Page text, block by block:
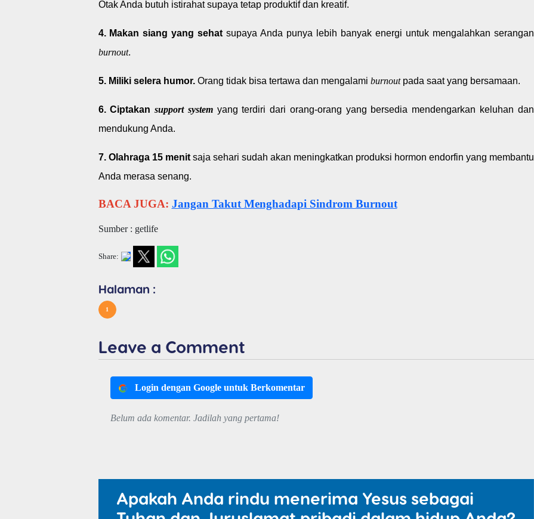
Otak Anda butuh istirahat supaya tetap produktif dan kreatif.
4. Makan siang yang sehat supaya Anda punya lebih banyak energi untuk mengalahkan serangan
burnout.
5. Miliki selera humor.Orang tidak bisa tertawa dan mengalami burnoutpada saat yang bersamaan.
6. Ciptakan support systemyang terdiri dari orang-orang yang bersedia mendengarkan keluhan dan
mendukung Anda.
7. Olahraga 15 menitsaja sehari sudah akan meningkatkan produksi hormon endorfin yang membantu
Anda merasa senang.
BACA JUGA: Jangan Takut Menghadapi Sindrom Burnout
Sumber : getlife
Share:
Halaman :
1
Leave a Comment
Login dengan Google untuk Berkomentar
Belum ada komentar. Jadilah yang pertama!
Apakah Anda rindu menerima Yesus sebagai